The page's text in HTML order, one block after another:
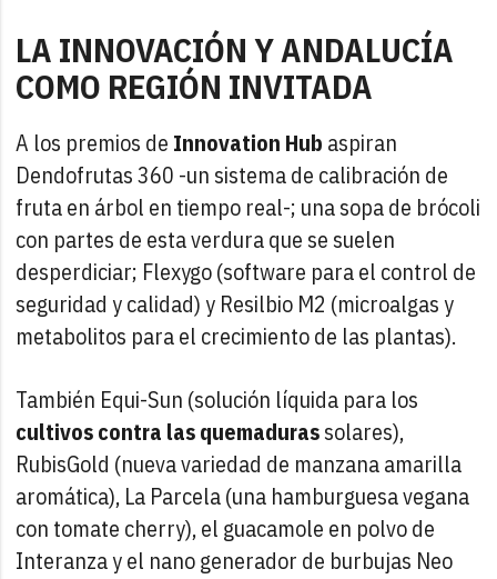
LA INNOVACIÓN Y ANDALUCÍA
COMO REGIÓN INVITADA
A los premios de Innovation Hub aspiran
Dendofrutas 360 -un sistema de calibración de
fruta en árbol en tiempo real-; una sopa de brócoli
con partes de esta verdura que se suelen
desperdiciar; Flexygo (software para el control de
seguridad y calidad) y Resilbio M2 (microalgas y
metabolitos para el crecimiento de las plantas).
También Equi-Sun (solución líquida para los
cultivos contra las quemadurassolares),
RubisGold (nueva variedad de manzana amarilla
aromática), La Parcela (una hamburguesa vegana
con tomate cherry), el guacamole en polvo de
Interanza y el nano generador de burbujas Neo